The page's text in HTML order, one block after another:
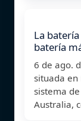
La
batería
6 de ago.
situada en
sistema
Australia,